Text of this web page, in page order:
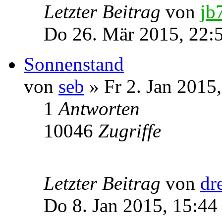
Letzter Beitrag von
Do 26. Mär 2015,
Sonnenstand
von seb » Fr 2. Jan
1Antworten
10046 Zugriffe
Letzter Beitrag von
Do 8. Jan 2015, 15:44